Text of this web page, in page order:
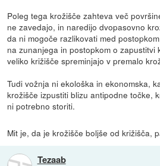
Poleg tega krožišče zahteva več
ne zavedajo, in naredijo dvopasovno
da ni mogoče razlikovati med
na zunanjega in postopkom o zapustitvi
veliko križišče spreminjajo v premalo
Tudi vožnja ni ekološka in ekonomska,
krožišče izpustiti blizu antipodne točke,
ni potrebno storiti.
Mit je, da je krožišče boljše od križišča,
Tezaab